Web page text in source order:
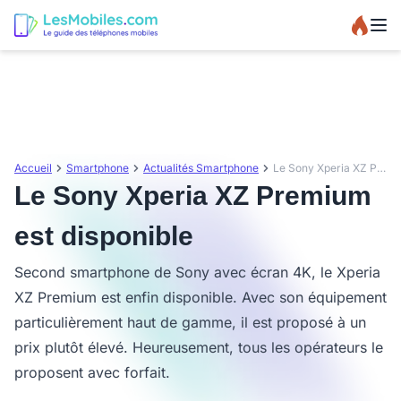
Accueil Smartphone Actualités Smartphone Le Sony Xperia XZ Premium est disponible
Le Sony Xperia XZ Premium
est disponible
Second smartphone de Sony avec écran 4K, le Xperia
XZ Premium est enfin disponible. Avec son équipement
particulièrement haut de gamme, il est proposé à un
prix plutôt élevé. Heureusement, tous les opérateurs le
proposent avec forfait.